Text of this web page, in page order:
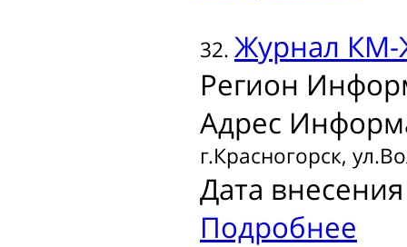
32. Журнал КМ-
Регион
Адрес
г.Красногорск,
Дата
Подробнее